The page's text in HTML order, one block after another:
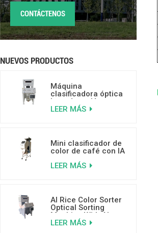
CONTÁCTENOS
NUEVOS PRODUCTOS
Máquina
clasificadora óptica
basada en IA para
frutos secos de 500
LEER MÁS
Mini clasificador de
color de café con IA
de café mohosos,
LEER MÁS
AI Rice Color Sorter
Optical Sorting
Machine With AI
Deep Learning
LEER MÁS